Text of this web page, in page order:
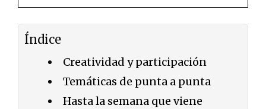
Índice
Creatividad y participación
Temáticas de punta a punta
Hasta la semana que viene